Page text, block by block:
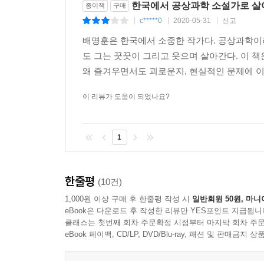
종이책 구매 한국에서 공상과학 소설가로 살
c*****0 2020-05-31 신고
배명훈은 한국에서 소중한 작가다. 공상과학
도 그는 꿋꿋이 그리고 웃으며 살아간다. 이
왜 즐겨우면서도 괴로운지, 현실적인 문제에
이 리뷰가 도움이 되었나요?
1
한줄평 (10건)
1,000원 이상 구매 후 한줄평 작성 시 일반회원 50원, 마니
eBook은 다운로드 후 작성한 리뷰만 YES포인트 지급됩니
클래스는 첫번째 회차 주문확정 시점부터 마지막 회차 주
eBook 페이백, CD/LP, DVD/Blu-ray, 패션 및 판매금지 상